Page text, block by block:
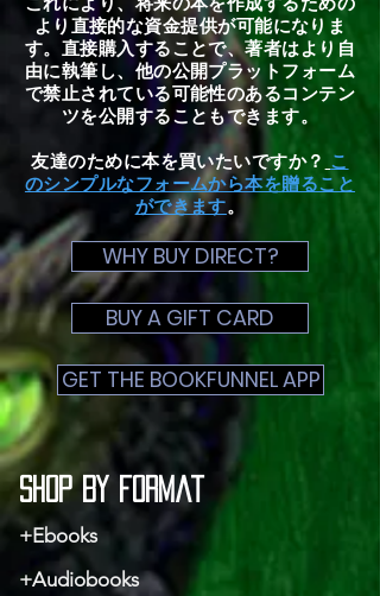
より直接的な資金提供が可能になりま
す。直接購入することで、著者はより自
由に執筆し、他の公開プラットフォーム
で禁止されている可能性のあるコンテン
ツを公開することもできます。
友達のために本を買いたいですか？ こ
のシンプルなフォームから本を贈ること
ができます。
WHY BUY DIRECT?
BUY A GIFT CARD
GET THE BOOKFUNNEL APP
Shop by Format
+Ebooks
+Audiobooks